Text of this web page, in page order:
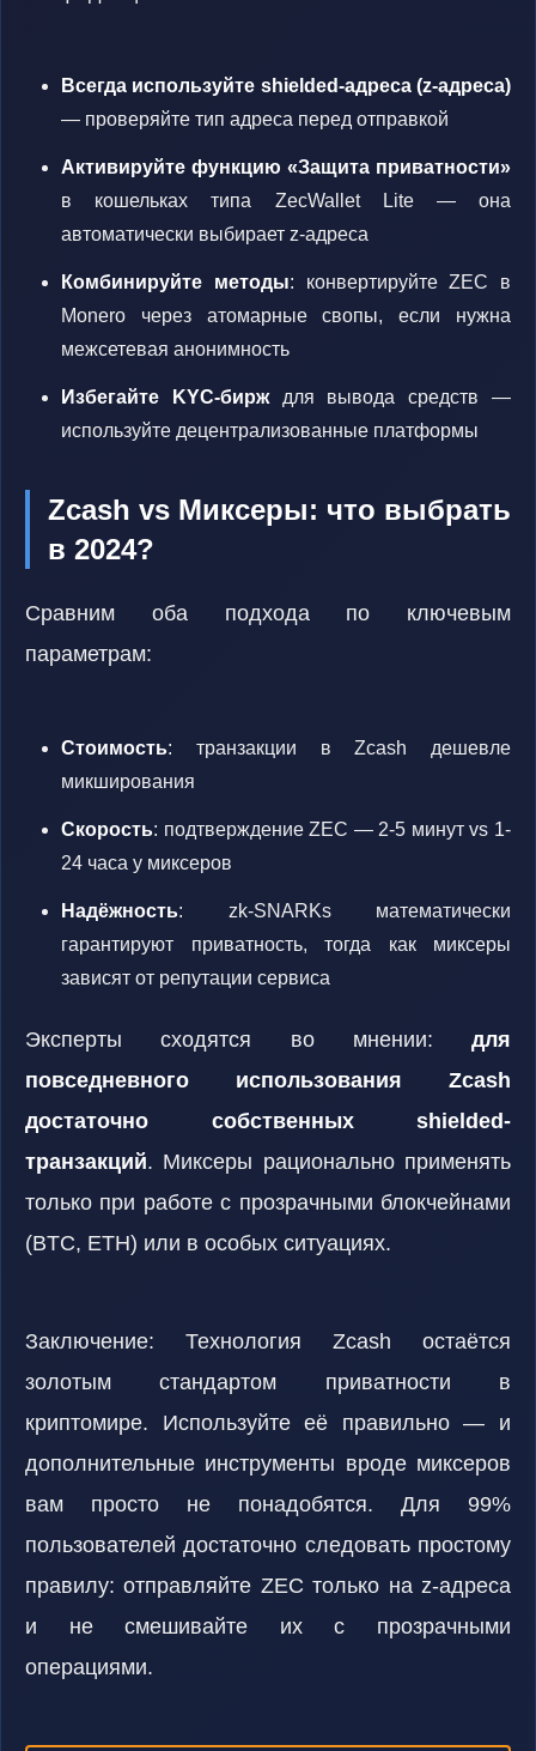
Всегда используйте shielded-адреса (z-адреса)
— проверяйте тип адреса перед отправкой
Активируйте функцию «Защита приватности»
в кошельках типа ZecWallet Lite — она
автоматически выбирает z-адреса
Комбинируйте методы: конвертируйте ZEC в
Monero через атомарные свопы, если нужна
межсетевая анонимность
Избегайте KYC-бирждля вывода средств —
используйте децентрализованные платформы
Zcash vs Миксеры: что выбрать
в 2024?
Сравним оба подхода по ключевым
параметрам:
Стоимость: транзакции в Zcash дешевле
микширования
Скорость: подтверждение ZEC — 2-5 минут vs 1-
24 часа у миксеров
Надёжность: zk-SNARKs математически
гарантируют приватность, тогда как миксеры
зависят от репутации сервиса
Эксперты сходятся во мнении: для
повседневного использования Zcash
достаточно собственных shielded-
транзакций. Миксеры рационально применять
только при работе с прозрачными блокчейнами
(BTC, ETH) или в особых ситуациях.
Заключение: Технология Zcash остаётся
золотым стандартом приватности в
криптомире. Используйте её правильно — и
дополнительные инструменты вроде миксеров
вам просто не понадобятся. Для 99%
пользователей достаточно следовать простому
правилу: отправляйте ZEC только на z-адреса
и не смешивайте их с прозрачными
операциями.